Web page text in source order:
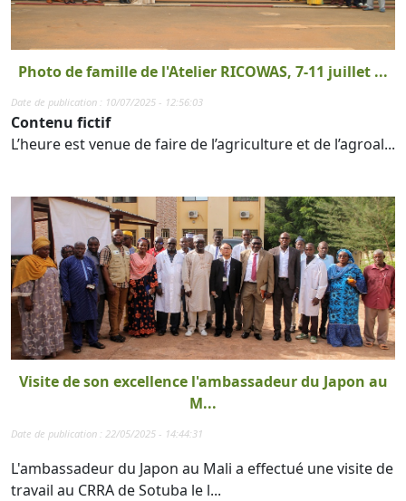
Photo de famille de l'Atelier RICOWAS, 7-11 juillet ...
Date de publication : 10/07/2025 - 12:56:03
Contenu fictif
L’heure est venue de faire de l’agriculture et de l’agroal...
Visite de son excellence l'ambassadeur du Japon au
M...
Date de publication : 22/05/2025 - 14:44:31
L'ambassadeur du Japon au Mali a effectué une visite de
travail au CRRA de Sotuba le l...